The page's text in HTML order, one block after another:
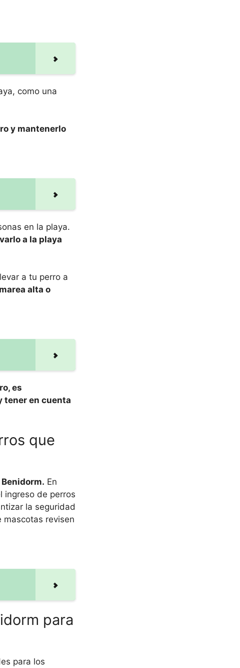
como una
y mantenerlo
en la playa.
a la playa
a tu perro a
alta o
es
tener en cuenta
que
En
ingreso de perros
la seguridad
mascotas revisen
para
para los